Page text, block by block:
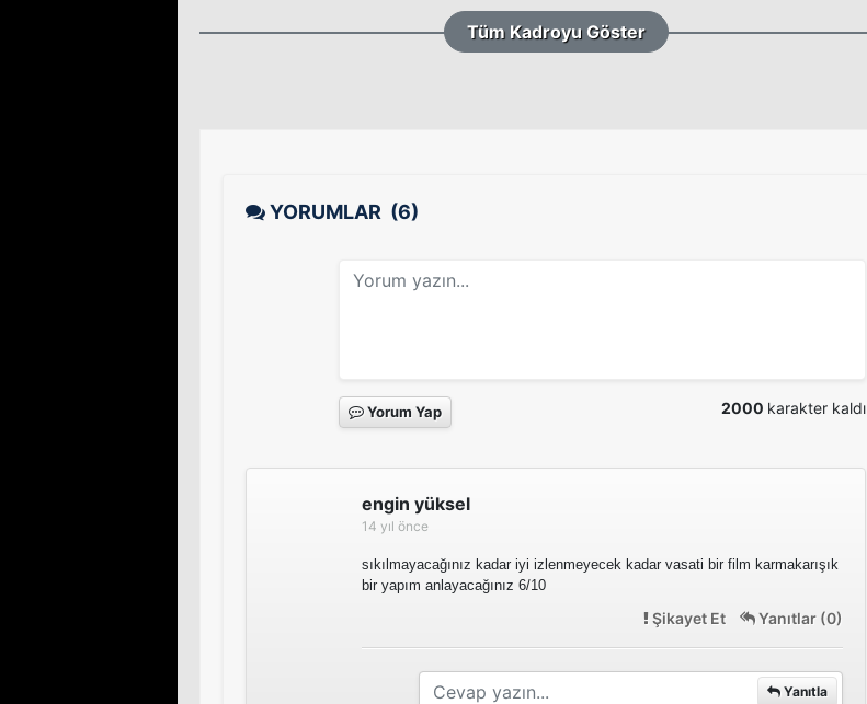
Tüm Kadroyu Göster
YORUMLAR (6)
Yorum Yap 2000 karakter kaldı
engin yüksel
14 yıl önce
sıkılmayacağınız kadar iyi izlenmeyecek kadar vasati bir film karmakarışık
bir yapım anlayacağınız 6/10
Şikayet Et Yanıtlar (0)
Yanıtla